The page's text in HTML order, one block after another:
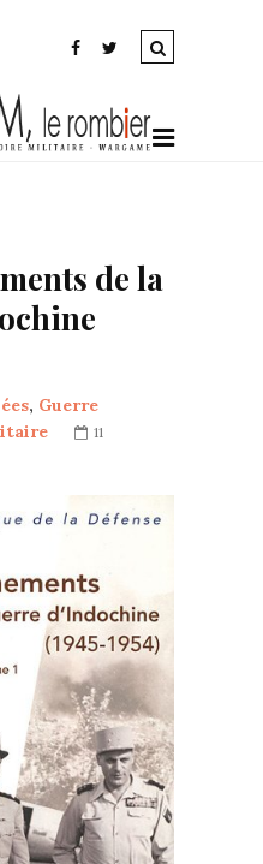
de la
, Guerre
11